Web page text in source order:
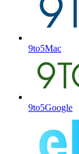
9to5Mac
9to5Google